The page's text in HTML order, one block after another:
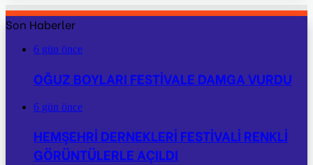
Son Haberler
6 gün önce
OĞUZ BOYLARI FESTİVALE DAMGA VURDU
6 gün önce
HEMŞEHRİ DERNEKLERİ FESTİVALİ RENKLİ
GÖRÜNTÜLERLE AÇILDI